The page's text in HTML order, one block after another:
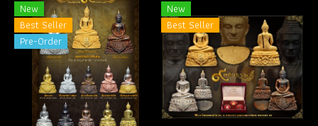
New
Best Seller
Pre-Order
New
Best Seller